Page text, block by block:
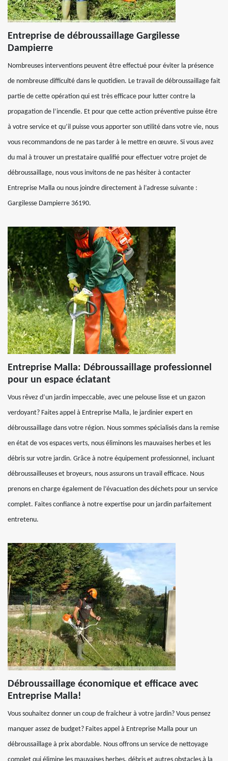
Entreprise de débroussaillage Gargilesse
Dampierre
Nombreuses interventions peuvent être effectué pour éviter la présence
de nombreuse difficulté dans le quotidien. Le travail de débroussaillage fait
partie de cette opération qui est très efficace pour lutter contre la
propagation de l’incendie. Et pour que cette action préventive puisse être
à votre service et qu’il puisse vous apporter son utilité dans votre vie, nous
vous recommandons de ne pas tarder à le mettre en œuvre. Si vous avez
du mal à trouver un prestataire qualifié pour effectuer votre projet de
débroussaillage, nous vous invitons de ne pas hésiter à contacter
Entreprise Malla ou nous joindre directement à l’adresse suivante :
Gargilesse Dampierre 36190.
Entreprise Malla: Débroussaillage professionnel
pour un espace éclatant
Vous rêvez d’un jardin impeccable, avec une pelouse lisse et un gazon
verdoyant? Faites appel à Entreprise Malla, le jardinier expert en
débroussaillage dans votre région. Nous sommes spécialisés dans la remise
en état de vos espaces verts, nous éliminons les mauvaises herbes et les
débris sur votre jardin. Grâce à notre équipement professionnel, incluant
débroussailleuses et broyeurs, nous assurons un travail efficace. Nous
prenons en charge également de l’évacuation des déchets pour un service
complet. Faites confiance à notre expertise pour un jardin parfaitement
entretenu.
Débroussaillage économique et efficace avec
Entreprise Malla!
Vous souhaitez donner un coup de fraîcheur à votre jardin? Vous pensez
manquer assez de budget? Faites appel à Entreprise Malla pour un
débroussaillage à prix abordable. Nous offrons un service de nettoyage